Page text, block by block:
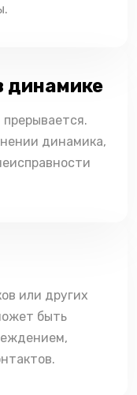
динамике
динамика,
или других
быть